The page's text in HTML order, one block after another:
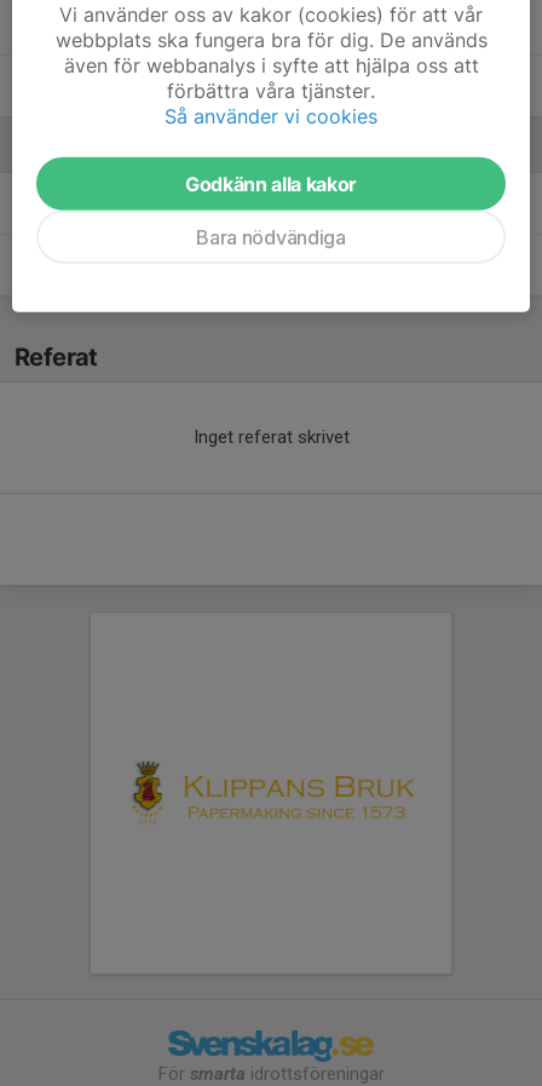
Dolt namn
William Nilsson
Referat
Inget referat skrivet
För smarta idrottsföreningar
Vi använder oss av kakor (cookies) för att vår
webbplats ska fungera bra för dig. De används
även för webbanalys i syfte att hjälpa oss att
förbättra våra tjänster.
Så använder vi cookies
Godkänn alla kakor
Bara nödvändiga